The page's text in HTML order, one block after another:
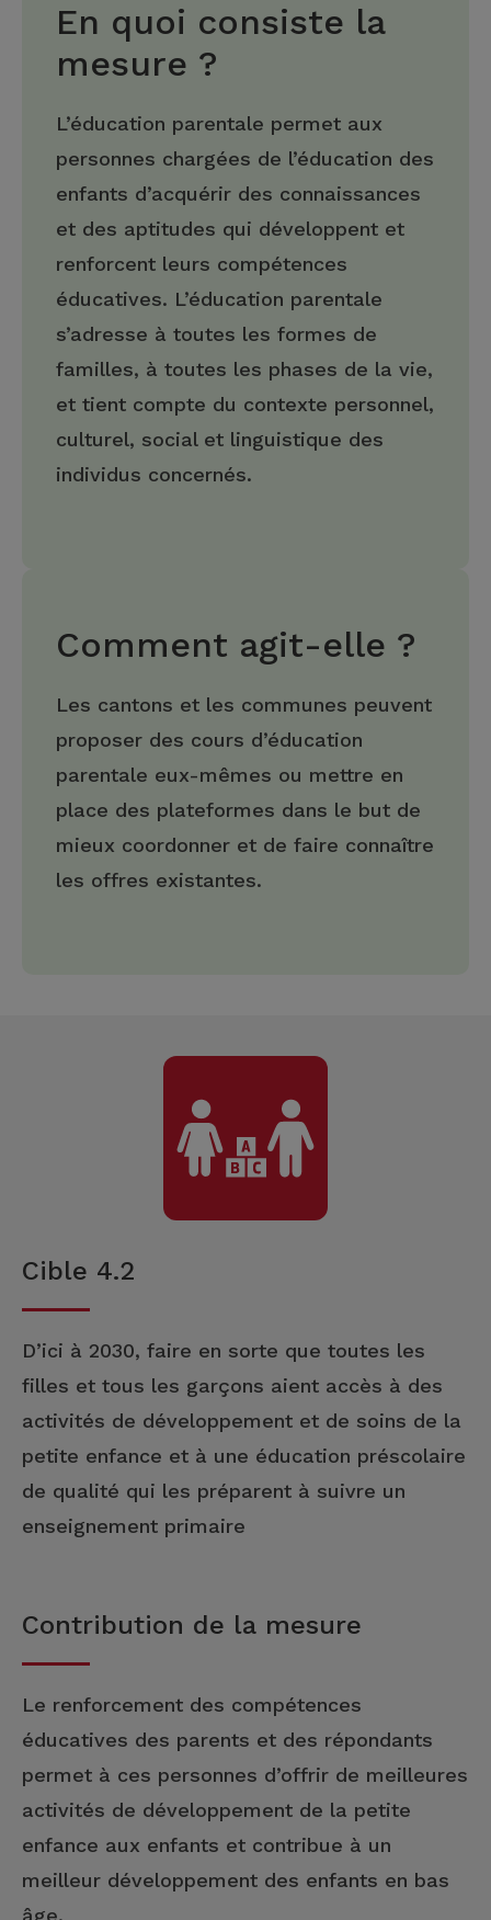
En quoi consiste la
mesure ?
L’éducation parentale permet aux
personnes chargées de l’éducation des
enfants d’acquérir des connaissances
et des aptitudes qui développent et
renforcent leurs compétences
éducatives. L’éducation parentale
s’adresse à toutes les formes de
familles, à toutes les phases de la vie,
et tient compte du contexte personnel,
culturel, social et linguistique des
individus concernés.
Comment agit-elle ?
Les cantons et les communes peuvent
proposer des cours d’éducation
parentale eux-mêmes ou mettre en
place des plateformes dans le but de
mieux coordonner et de faire connaître
les offres existantes.
Cible 4.2
D’ici à 2030, faire en sorte que toutes les
filles et tous les garçons aient accès à des
activités de développement et de soins de la
petite enfance et à une éducation préscolaire
de qualité qui les préparent à suivre un
enseignement primaire
Contribution de la mesure
Le renforcement des compétences
éducatives des parents et des répondants
permet à ces personnes d’offrir de meilleures
activités de développement de la petite
enfance aux enfants et contribue à un
meilleur développement des enfants en bas
âge.